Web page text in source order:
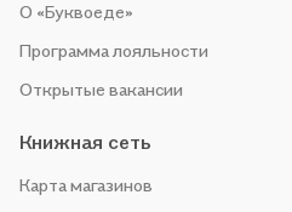
О «Буквоеде»
Программа лояльности
Открытые вакансии
Книжная сеть
Карта магазинов